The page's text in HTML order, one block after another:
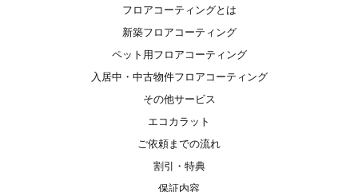
フロアコーティングとは
新築フロアコーティング
ペット用フロアコーティング
入居中・中古物件フロアコーティング
その他サービス
エコカラット
ご依頼までの流れ
割引・特典
保証内容